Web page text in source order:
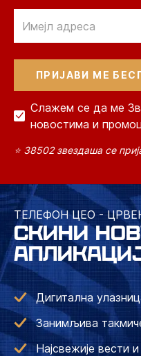
Слажем се да ме
новостима и
⭐ 38502 звездаша се
ТЕЛЕФОН ЦЕО -
СКИНИ
Дигитална
Занимљива
Најсвежије вести